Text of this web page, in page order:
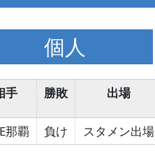
個人
手 勝敗 出場
那覇 負け スタメン出場